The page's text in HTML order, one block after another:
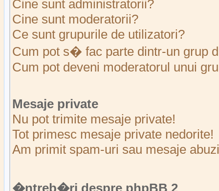
Cine sunt administratorii?
Cine sunt moderatorii?
Ce sunt grupurile de utilizatori?
Cum pot s� fac parte dintr-un grup
Cum pot deveni moderatorul unui
Mesaje private
Nu pot trimite mesaje private!
Tot primesc mesaje private nedorite!
Am primit spam-uri sau mesaje
�ntreb�ri despre phpBB 2